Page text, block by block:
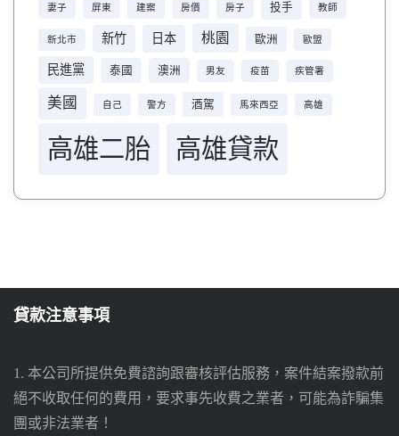
妻子 屏東 建案 房價 房子 投手 教師
新北市 新竹 日本 桃園 歐洲 歐盟
民進黨 泰國 澳洲 男友 疫苗 疾管署
美國 自己 警方 酒駕 馬來西亞 高雄
高雄二胎 高雄貸款
貸款注意事項
1. 本公司所提供免費諮詢跟審核評估服務，案件結案撥款前
絕不收取任何的費用，要求事先收費之業者，可能為詐騙集
團或非法業者！